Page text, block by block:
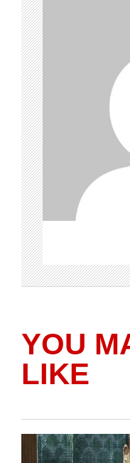
YOU
LIKE